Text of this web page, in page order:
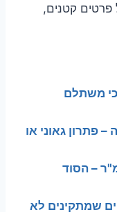
פרטים קטנים,
משתלם
– פתרון גאוני או
גודל מזגן לסלון 30 מ"ר – הסוד
שמתקינים לא